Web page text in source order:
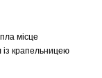
місце
із крапельницею